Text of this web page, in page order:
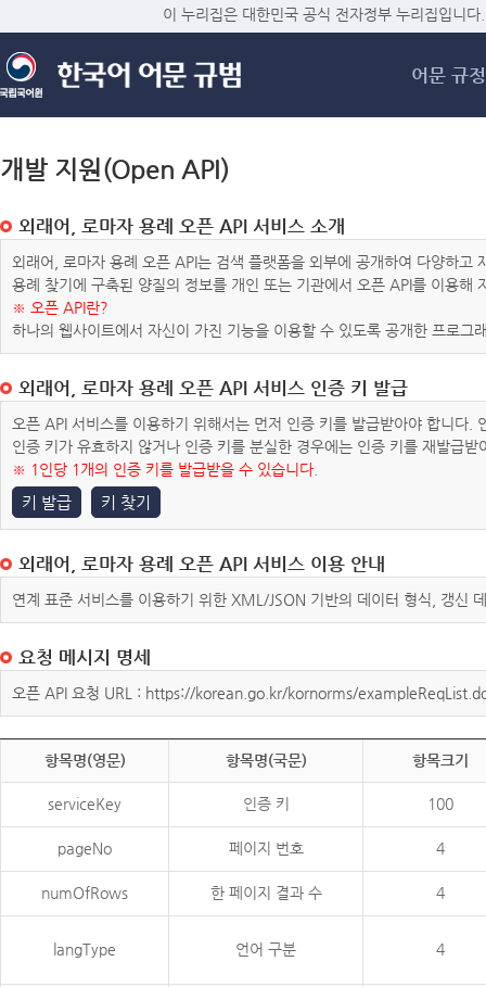
메
이 누리집은 대한민국 공식 전자정부 누리집입니다.
어문 규정
개발 지원(Open API)
외래어, 로마자 용례 오픈 API 서비스 소개
외래어, 로마자 용례 오픈 API는 검색 플랫폼을 외부에 공개하여 다양하
용례 찾기에 구축된 양질의 정보를 개인 또는 기관에서 오픈 API를 이용해
※ 오픈 API란?
하나의 웹사이트에서 자신이 가진 기능을 이용할 수 있도록 공개한 프로그
외래어, 로마자 용례 오픈 API 서비스 인증 키 발급
오픈 API 서비스를 이용하기 위해서는 먼저 인증 키를 발급받아야 합니다
인증 키가 유효하지 않거나 인증 키를 분실한 경우에는 인증 키를 재발급받
※ 1인당 1개의 인증 키를 발급받을 수 있습니다.
키 발급 키 찾기
외래어, 로마자 용례 오픈 API 서비스 이용 안내
연계 표준 서비스를 이용하기 위한 XML/JSON 기반의 데이터 형식, 갱신
요청 메시지 명세
오픈 API 요청 URL : https://korean.go.kr/kornorms/
항목명(영문) 항목명(국문) 항목크기
serviceKey 인증 키 100
pageNo 페이지 번호 4
numOfRows 한 페이지 결과 수 4
langType 언어 구분 4